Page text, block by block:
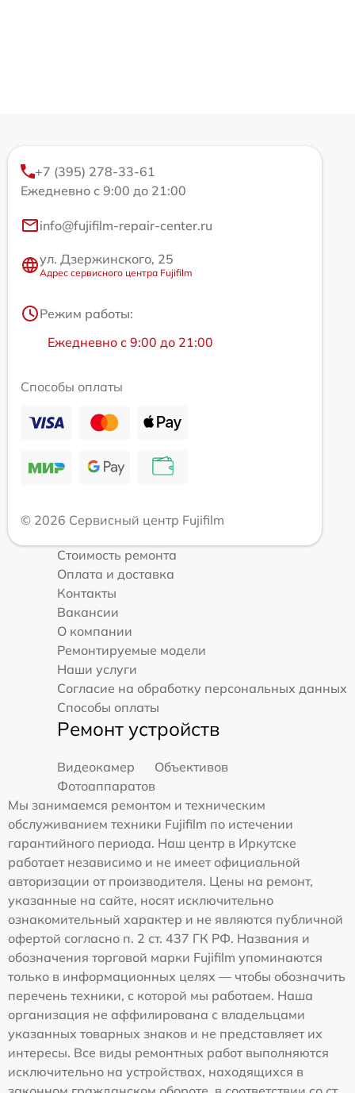
+7 (395) 278-33-61
Ежедневно с 9:00 до 21:00
info@fujifilm-repair-center.ru
ул. Дзержинского, 25
Адрес сервисного центра Fujifilm
Режим работы:
Ежедневно с 9:00 до 21:00
Способы оплаты
© 2026 Сервисный центр Fujifilm
Стоимость ремонта
Оплата и доставка
Контакты
Вакансии
О компании
Ремонтируемые модели
Наши услуги
Согласие на обработку персональных данных
Способы оплаты
Ремонт устройств
Видеокамер
Объективов
Фотоаппаратов
Мы занимаемся ремонтом и техническим
обслуживанием техники Fujifilm по истечении
гарантийного периода. Наш центр в Иркутске
работает независимо и не имеет официальной
авторизации от производителя. Цены на ремонт,
указанные на сайте, носят исключительно
ознакомительный характер и не являются публичной
офертой согласно п. 2 ст. 437 ГК РФ. Названия и
обозначения торговой марки Fujifilm упоминаются
только в информационных целях — чтобы обозначить
перечень техники, с которой мы работаем. Наша
организация не аффилирована с владельцами
указанных товарных знаков и не представляет их
интересы. Все виды ремонтных работ выполняются
исключительно на устройствах, находящихся в